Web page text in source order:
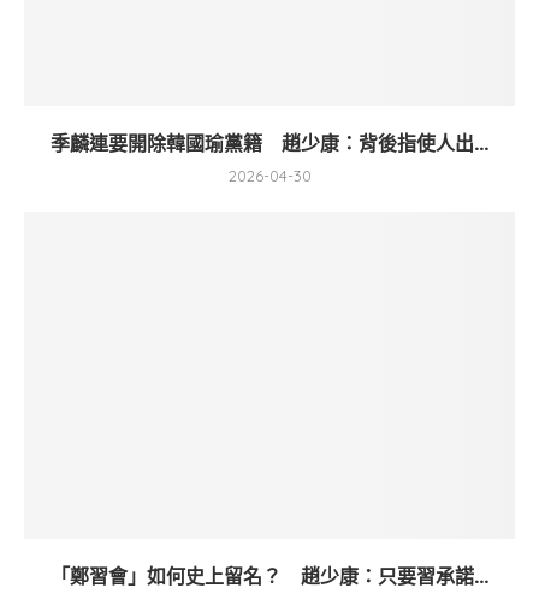
季麟連要開除韓國瑜黨籍 趙少康：背後指使人出...
2026-04-30
「鄭習會」如何史上留名？ 趙少康：只要習承諾...